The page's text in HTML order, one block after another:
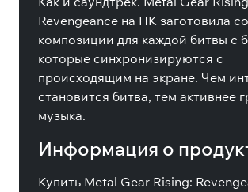
Revengeance на ПК заготовила
композиции для каждой битвы с
которые синхронизируются с
происходящим на экране. Чем
становится битва, тем активнее
музыка.
Информация о
Купить Metal Gear Rising: